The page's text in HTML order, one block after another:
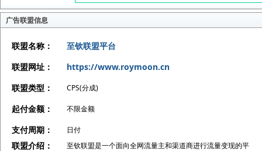
广告联盟信息
联盟名称：
至钦联盟平台
联盟网址：
https://www.roymoon.cn
联盟类型：
CPS(分成)
起付金额： 不限金额
支付周期： 日付
联盟介绍：
至钦联盟是一个面向全网流量主和渠道商进行流量变现的平